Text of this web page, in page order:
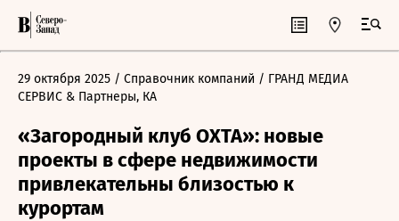
29 октября 2025 / Справочник компаний / ГРАНД МЕДИА
СЕРВИС & Партнеры, КА
«Загородный клуб ОХТА»: новые
проекты в сфере недвижимости
привлекательны близостью к
курортам